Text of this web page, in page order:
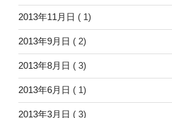
2013年11月日 ( 1)
2013年9月日 ( 2)
2013年8月日 ( 3)
2013年6月日 ( 1)
2013年3月日 ( 3)